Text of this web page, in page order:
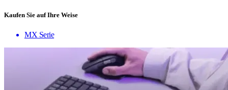
Kaufen Sie auf Ihre Weise
MX Serie